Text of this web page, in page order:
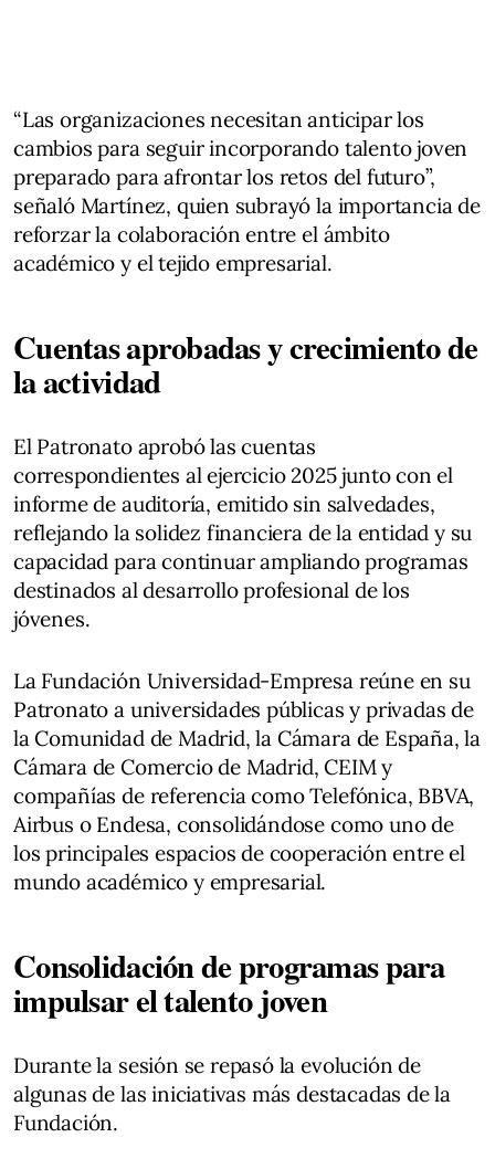
“Las organizaciones necesitan anticipar los
cambios para seguir incorporando talento joven
preparado para afrontar los retos del futuro”,
señaló Martínez, quien subrayó la importancia de
reforzar la colaboración entre el ámbito
académico y el tejido empresarial.
Cuentas aprobadas y crecimiento de
la actividad
El Patronato aprobó las cuentas
correspondientes al ejercicio 2025 junto con el
informe de auditoría, emitido sin salvedades,
reflejando la solidez financiera de la entidad y su
capacidad para continuar ampliando programas
destinados al desarrollo profesional de los
jóvenes.
La Fundación Universidad-Empresa reúne en su
Patronato a universidades públicas y privadas de
la Comunidad de Madrid, la Cámara de España, la
Cámara de Comercio de Madrid, CEIM y
compañías de referencia como Telefónica, BBVA,
Airbus o Endesa, consolidándose como uno de
los principales espacios de cooperación entre el
mundo académico y empresarial.
Consolidación de programas para
impulsar el talento joven
Durante la sesión se repasó la evolución de
algunas de las iniciativas más destacadas de la
Fundación.